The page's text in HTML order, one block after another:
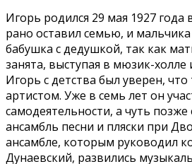
Игорь родился 29 мая 1927 года
рано оставил семью, и
бабушка с дедушкой, так как
занята, выступая в мюзик-
Игорь с детства был уверен, что
артистом. Уже в семь лет он
самодеятельности, а чуть позже
ансамбль песни и пляски при
ансамбле, которым руководил
Дунаевский, развились